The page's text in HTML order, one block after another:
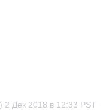
2 Дек 2018 в 12:33 PST